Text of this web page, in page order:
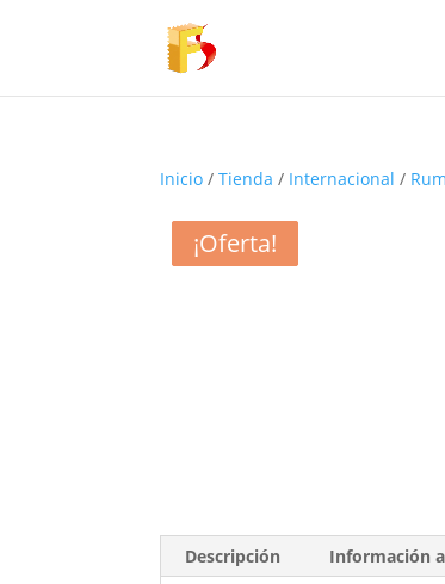
Inicio /Tienda / Internacional /
Descripción Información
¡Oferta!
¡Oferta!
¡Oferta!